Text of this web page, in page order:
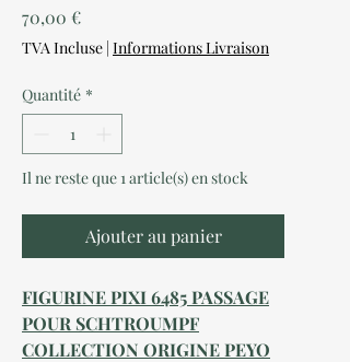
70,00 €Prix
TVA Incluse | Informations Livraison
Quantité *
Il ne reste que 1 article(s) en stock
Ajouter au panier
FIGURINE PIXI 6485 PASSAGE
POUR SCHTROUMPF
COLLECTION ORIGINE PEYO